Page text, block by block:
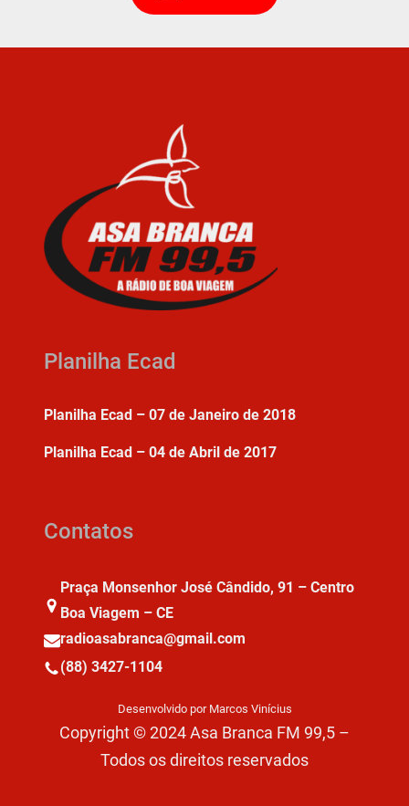
Planilha Ecad
Planilha Ecad – 07 de Janeiro de 2018
Planilha Ecad – 04 de Abril de 2017
Contatos
Praça Monsenhor José Cândido, 91 – Centro
Boa Viagem – CE
radioasabranca@gmail.com
(88) 3427-1104
Desenvolvido por Marcos Vinícius
Copyright © 2024 Asa Branca FM 99,5 –
Todos os direitos reservados